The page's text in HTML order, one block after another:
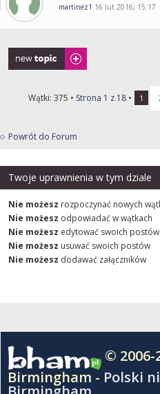
martinez1 16 lut 2016, 15:17
Napisz wątek
Wątki: 375 • Strona 1 z 18 • 1
Powrót do Forum
Twoje uprawnienia w tym dziale
Nie możesz rozpoczynać nowych
Nie możesz odpowiadać w wątkach
Nie możesz edytować swoich postów
Nie możesz usuwać swoich postów
Nie możesz dodawać załączników
© 2006-
Birmingham - Polski